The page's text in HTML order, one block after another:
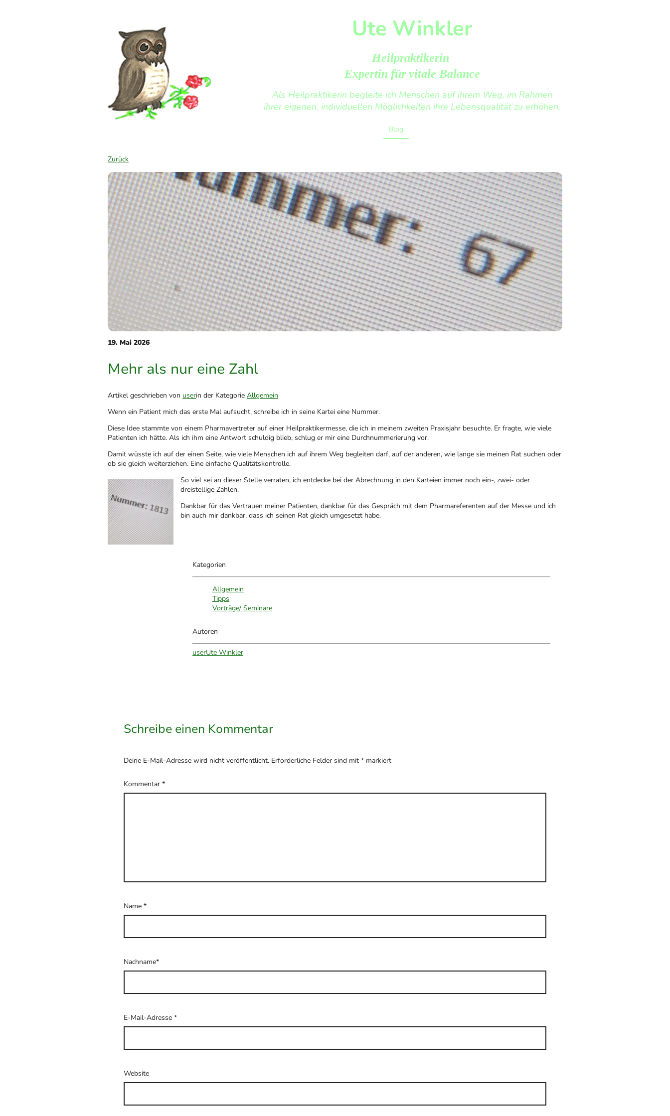
Ute Winkler
Heilpraktikerin
Expertin für vitale Balance
Als Heilpraktikerin begleite ich Menschen auf ihrem Weg, im Rahmen
ihrer eigenen, individuellen Möglichkeiten ihre Lebensqualität zu erhöhen.
Blog
Zurück
19. Mai 2026
Mehr als nur eine Zahl
Artikel geschrieben von userin der Kategorie Allgemein
Wenn ein Patient mich das erste Mal aufsucht, schreibe ich in seine Kartei eine Nummer.
Diese Idee stammte von einem Pharmavertreter auf einer Heilpraktikermesse, die ich in meinem zweiten Praxisjahr besuchte. Er fragte, wie viele
Patienten ich hätte. Als ich ihm eine Antwort schuldig blieb, schlug er mir eine Durchnummerierung vor.
Damit wüsste ich auf der einen Seite, wie viele Menschen ich auf ihrem Weg begleiten darf, auf der anderen, wie lange sie meinen Rat suchen oder
ob sie gleich weiterziehen. Eine einfache Qualitätskontrolle.
So viel sei an dieser Stelle verraten, ich entdecke bei der Abrechnung in den Karteien immer noch ein-, zwei- oder
dreistellige Zahlen.
Dankbar für das Vertrauen meiner Patienten, dankbar für das Gespräch mit dem Pharmareferenten auf der Messe und ich
bin auch mir dankbar, dass ich seinen Rat gleich umgesetzt habe.
Kategorien
Allgemein
Tipps
Vorträge/ Seminare
Autoren
userUte Winkler
Schreibe einen Kommentar
Deine E-Mail-Adresse wird nicht veröffentlicht. Erforderliche Felder sind mit * markiert
Kommentar *
Name *
Nachname*
E-Mail-Adresse *
Website